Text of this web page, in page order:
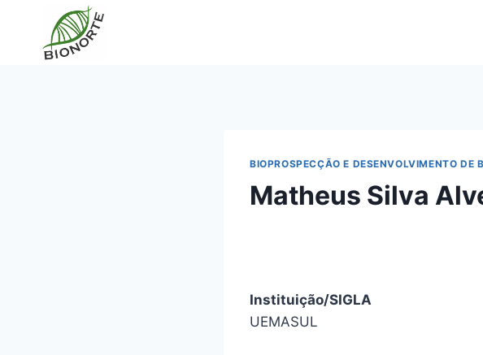
BIOPROSPECÇÃO E DESENVOLVIMENTO DE
Matheus Silva
Instituição/SIGLA
UEMASUL